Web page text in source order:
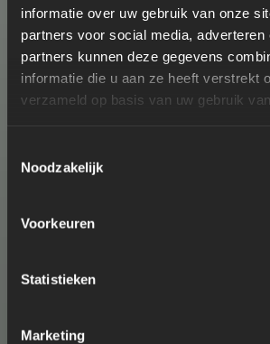
informatie over uw gebruik van onze
partners voor social media, adverteren
partners kunnen deze gegevens
informatie die u aan ze heeft verstrekt
verzameld op basis van uw gebruik
Noodzakelijk
Voorkeuren
Statistieken
Marketing